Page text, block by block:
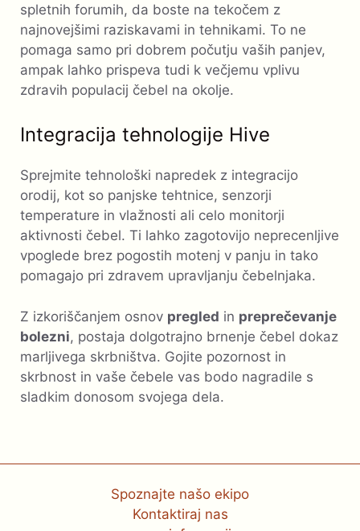
spletnih forumih, da boste na tekočem z
najnovejšimi raziskavami in tehnikami. To ne
pomaga samo pri dobrem počutju vaših panjev,
ampak lahko prispeva tudi k večjemu vplivu
zdravih populacij čebel na okolje.
Integracija tehnologije Hive
Sprejmite tehnološki napredek z integracijo
orodij, kot so panjske tehtnice, senzorji
temperature in vlažnosti ali celo monitorji
aktivnosti čebel. Ti lahko zagotovijo neprecenljive
vpoglede brez pogostih motenj v panju in tako
pomagajo pri zdravem upravljanju čebelnjaka.
Z izkoriščanjem osnov pregled in preprečevanje
bolezni, postaja dolgotrajno brnenje čebel dokaz
marljivega skrbništva. Gojite pozornost in
skrbnost in vaše čebele vas bodo nagradile s
sladkim donosom svojega dela.
Spoznajte našo ekipo
Kontaktiraj nas